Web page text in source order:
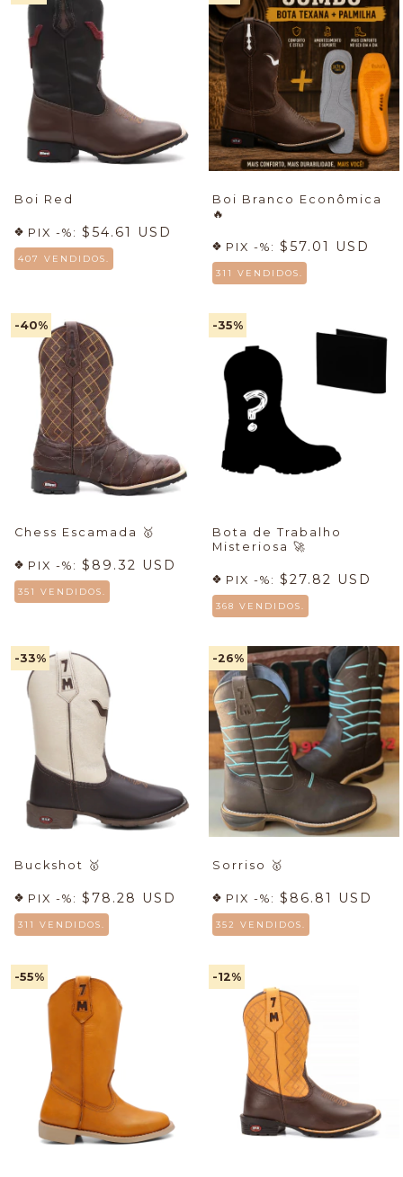
Boi Red
PIX -%: $54.61 USD
407 VENDIDOS.
Boi Branco Econômica
🔥
PIX -%: $57.01 USD
311 VENDIDOS.
-40%
Chess Escamada 🥇
PIX -%: $89.32 USD
351 VENDIDOS.
-35%
Bota de Trabalho
Misteriosa 🚀
PIX -%: $27.82 USD
368 VENDIDOS.
-33%
Buckshot 🥇
PIX -%: $78.28 USD
311 VENDIDOS.
-26%
Sorriso 🥇
PIX -%: $86.81 USD
352 VENDIDOS.
-55% -12%